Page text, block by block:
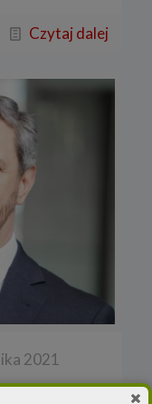
Czytaj dalej
2021